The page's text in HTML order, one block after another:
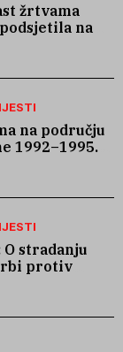
žrtvama
na
na području
1992–1995.
stradanju
protiv